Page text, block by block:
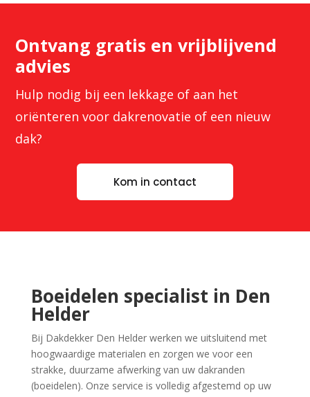
Ontvang gratis en vrijblijvend
advies
Hulp nodig bij een lekkage of aan het
oriënteren voor dakrenovatie of een nieuw
dak?
Kom in contact
Boeidelen specialist in Den
Helder
Bij Dakdekker Den Helder werken we uitsluitend met
hoogwaardige materialen en zorgen we voor een
strakke, duurzame afwerking van uw dakranden
(boeidelen). Onze service is volledig afgestemd op uw